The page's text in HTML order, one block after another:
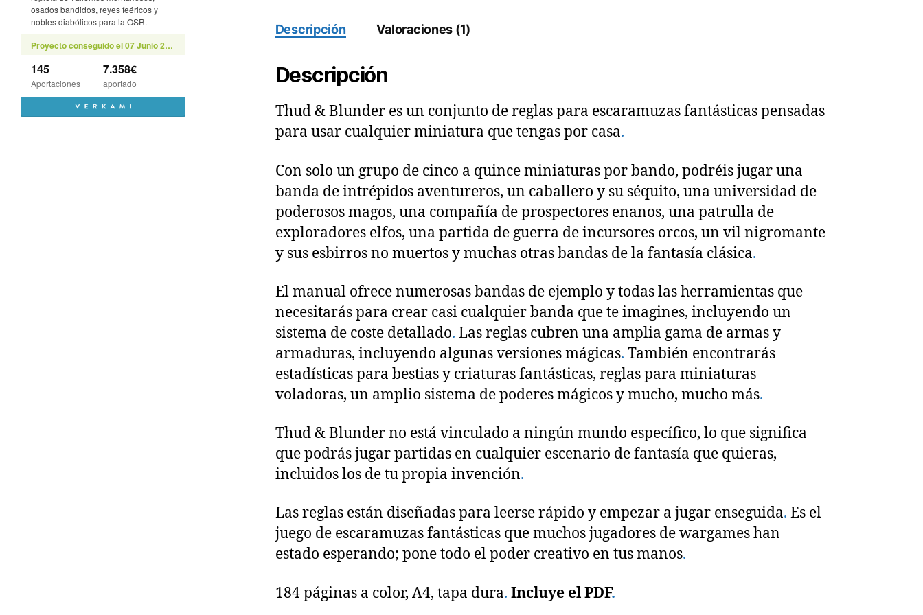
Descripción Valoraciones (1)
Descripción
Thud & Blunder es un conjunto de reglas para escaramuzas fantásticas pensadas
para usar cualquier miniatura que tengas por casa.
Con solo un grupo de cinco a quince miniaturas por bando, podréis jugar una
banda de intrépidos aventureros, un caballero y su séquito, una universidad de
poderosos magos, una compañía de prospectores enanos, una patrulla de
exploradores elfos, una partida de guerra de incursores orcos, un vil nigromante
y sus esbirros no muertos y muchas otras bandas de la fantasía clásica.
El manual ofrece numerosas bandas de ejemplo y todas las herramientas que
necesitarás para crear casi cualquier banda que te imagines, incluyendo un
sistema de coste detallado. Las reglas cubren una amplia gama de armas y
armaduras, incluyendo algunas versiones mágicas. También encontrarás
estadísticas para bestias y criaturas fantásticas, reglas para miniaturas
voladoras, un amplio sistema de poderes mágicos y mucho, mucho más.
Thud & Blunder no está vinculado a ningún mundo específico, lo que significa
que podrás jugar partidas en cualquier escenario de fantasía que quieras,
incluidos los de tu propia invención.
Las reglas están diseñadas para leerse rápido y empezar a jugar enseguida. Es el
juego de escaramuzas fantásticas que muchos jugadores de wargames han
estado esperando; pone todo el poder creativo en tus manos.
184 páginas a color, A4, tapa dura. Incluye el PDF.